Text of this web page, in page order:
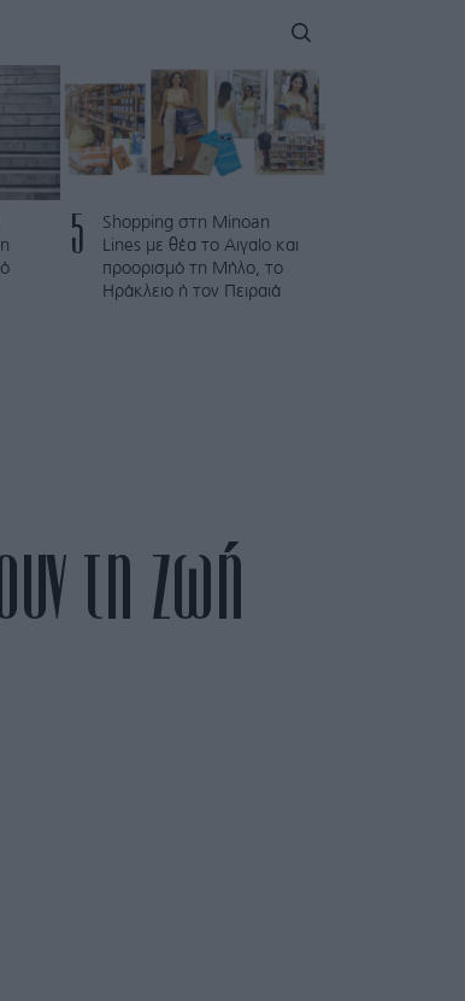
5
Shopping στη Minoan
Lines με θέα το Αιγαίο και
προορισμό τη Μήλο, το
Ηράκλειο ή τον Πειραιά
τη ζωή